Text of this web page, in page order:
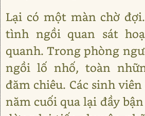
Lại có một màn chờ
tình ngồi quan sát
quanh. Trong phòng
ngồi lố nhố, toàn
đăm chiêu. Các sinh
năm cuối qua lại đầy